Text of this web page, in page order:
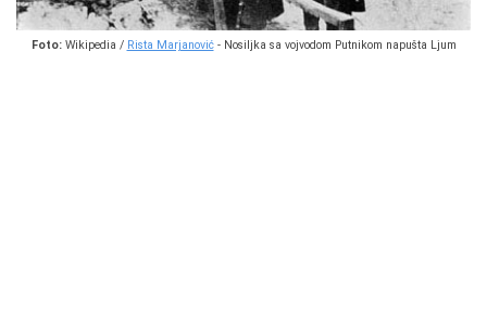
Foto:Wikipedia / Rista Marjanović- Nosiljka sa vojvodom Putnikom napušta Ljum